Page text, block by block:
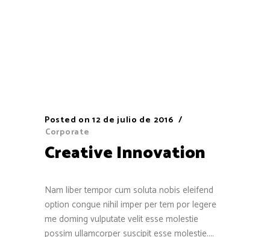
Posted on 12 de julio de 2016
Corporate
Creative Innovation
Nam liber tempor cum soluta nobis eleifend
option congue nihil imper per tem por legere
me doming vulputate velit esse molestie
possim ullamcorper suscipit esse molestie....